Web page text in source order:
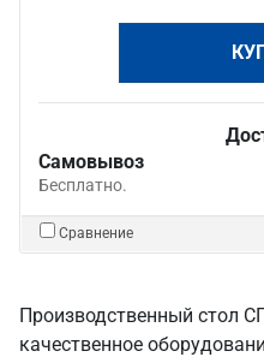
Самовывоз
Бесплатно.
Сравнение
Производственный стол
качественное